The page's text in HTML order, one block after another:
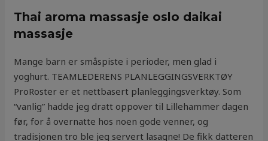
Thai aroma massasje oslo daikai
massasje
Mange barn er småspiste i perioder, men glad i
yoghurt. TEAMLEDERENS PLANLEGGINGSVERKTØY
ProRoster er et nettbasert planleggingsverktøy. Som
“vanlig” hadde jeg dratt oppover til Lillehammer dagen
før, for å overnatte hos noen gode venner, og
tradisjonen tro ble jeg servert lasagne! De fikk datteren